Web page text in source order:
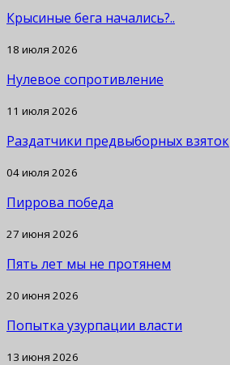
Крысиные бега начались?..
18 июля 2026
Нулевое сопротивление
11 июля 2026
Раздатчики предвыборных взяток
04 июля 2026
Пиррова победа
27 июня 2026
Пять лет мы не протянем
20 июня 2026
Попытка узурпации власти
13 июня 2026